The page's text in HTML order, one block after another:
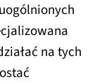
na tych